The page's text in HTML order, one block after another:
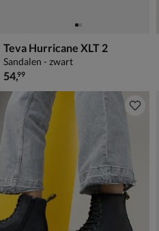
Teva Hurricane XLT 2
Sandalen - zwart
€ 54,99
54,99